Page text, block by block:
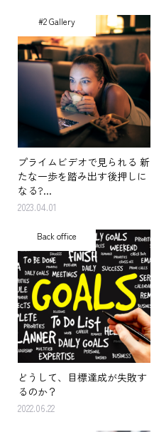
#2 Gallery
プライムビデオで見られる 新
たな一歩を踏み出す後押しに
なる?...
2023.04.01
Back office
どうして、目標達成が失敗す
るのか？
2022.06.22